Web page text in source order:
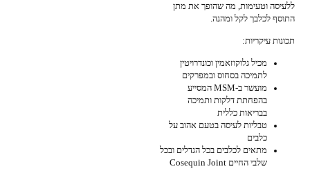
ללעיסה וטעימות, מה שהופך את מתן
התוסף לכלבך לקל ומהנה.
תכונות עיקריות:
מכיל גלוקוזאמין וכונדרויטין
לתמיכה בסחוס ובמפרקים
מועשר ב-MSM המסייע
בהפחתת דלקות ותמיכה
בבריאות כללית
טבליות לעיסה בטעם אהוב על
כלבים
מתאים לכלבים בכל הגדלים ובכל
שלבי החיים Cosequin Joint